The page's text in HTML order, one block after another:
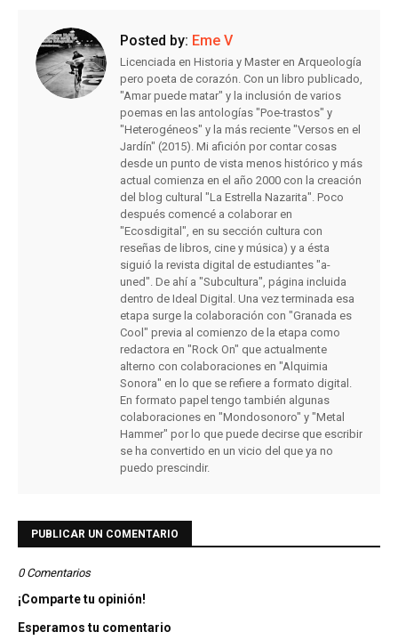
Posted by: Eme V
Licenciada en Historia y Master en Arqueología
pero poeta de corazón. Con un libro publicado,
"Amar puede matar" y la inclusión de varios
poemas en las antologías "Poe-trastos" y
"Heterogéneos" y la más reciente "Versos en el
Jardín" (2015). Mi afición por contar cosas
desde un punto de vista menos histórico y más
actual comienza en el año 2000 con la creación
del blog cultural "La Estrella Nazarita". Poco
después comencé a colaborar en
"Ecosdigital", en su sección cultura con
reseñas de libros, cine y música) y a ésta
siguió la revista digital de estudiantes "a-
uned". De ahí a "Subcultura", página incluida
dentro de Ideal Digital. Una vez terminada esa
etapa surge la colaboración con "Granada es
Cool" previa al comienzo de la etapa como
redactora en "Rock On" que actualmente
alterno con colaboraciones en "Alquimia
Sonora" en lo que se refiere a formato digital.
En formato papel tengo también algunas
colaboraciones en "Mondosonoro" y "Metal
Hammer" por lo que puede decirse que escribir
se ha convertido en un vicio del que ya no
puedo prescindir.
PUBLICAR UN COMENTARIO
0 Comentarios
¡Comparte tu opinión!
Esperamos tu comentario